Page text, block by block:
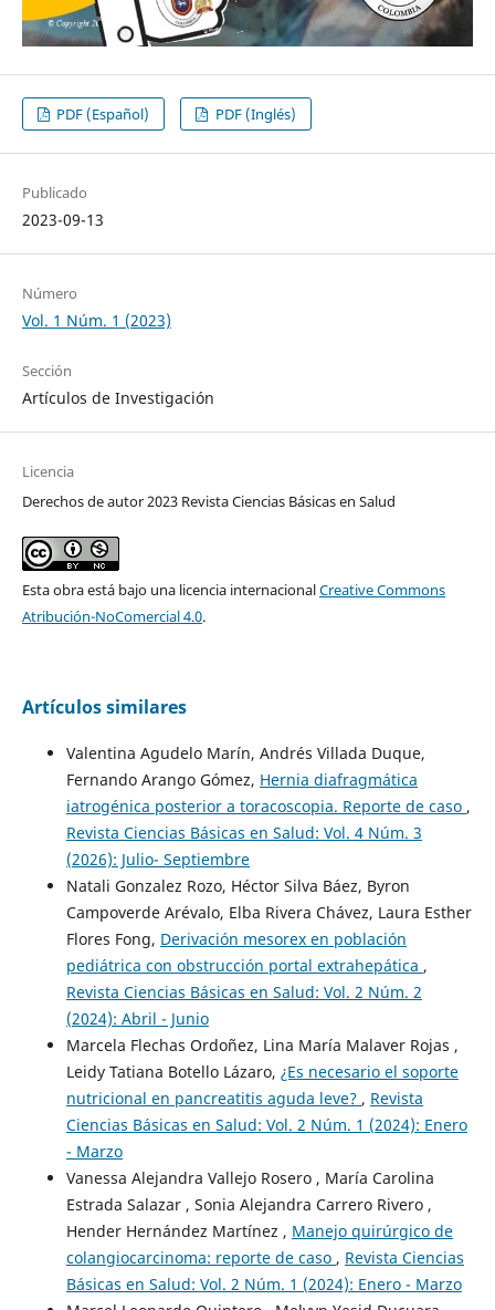
PDF (Español) PDF (Inglés)
Publicado
2023-09-13
Número
Vol. 1 Núm. 1 (2023)
Sección
Artículos de Investigación
Licencia
Derechos de autor 2023 Revista Ciencias Básicas en Salud
Esta obra está bajo una licencia internacionalCreative Commons
Atribución-NoComercial 4.0.
Artículos similares
Valentina Agudelo Marín, Andrés Villada Duque,
Fernando Arango Gómez, Hernia diafragmática
iatrogénica posterior a toracoscopia. Reporte de caso ,
Revista Ciencias Básicas en Salud: Vol. 4 Núm. 3
(2026): Julio- Septiembre
Natali Gonzalez Rozo, Héctor Silva Báez, Byron
Campoverde Arévalo, Elba Rivera Chávez, Laura Esther
Flores Fong, Derivación mesorex en población
pediátrica con obstrucción portal extrahepática ,
Revista Ciencias Básicas en Salud: Vol. 2 Núm. 2
(2024): Abril - Junio
Marcela Flechas Ordoñez, Lina María Malaver Rojas ,
Leidy Tatiana Botello Lázaro, ¿Es necesario el soporte
nutricional en pancreatitis aguda leve? , Revista
Ciencias Básicas en Salud: Vol. 2 Núm. 1 (2024): Enero
- Marzo
Vanessa Alejandra Vallejo Rosero , María Carolina
Estrada Salazar , Sonia Alejandra Carrero Rivero ,
Hender Hernández Martínez , Manejo quirúrgico de
colangiocarcinoma: reporte de caso , Revista Ciencias
Básicas en Salud: Vol. 2 Núm. 1 (2024): Enero - Marzo